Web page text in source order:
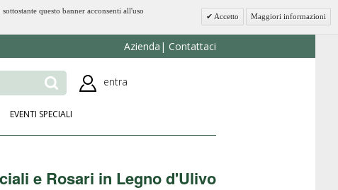
questo banner acconsenti all'uso
Accetto Maggiori informazioni
Azienda Contattaci
entra
EVENTI SPECIALI
e Rosari in Legno d'Ulivo